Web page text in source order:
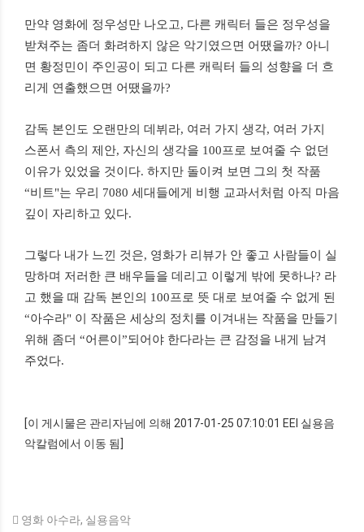
만약 영화에 정우성만 나오고, 다른 캐릭터 들은 정우성을
받쳐주는 좀더 화려하지 않은 악기였으면 어땠을까? 아니
면 황정민이 주인공이 되고 다른 캐릭터 들의 성향을 더 흐
리게
연출했으면 어땠을까?
감독 본인도 오랜만의 데뷔라, 여러 가지 생각, 여러 가지
스폰서 측의 제안, 자신의 생각을 100프로 보여줄 수 없던
이유가 있었을 것이다. 하지만 돌이켜 보면 그의 첫 작품
“비트"는 우리 7080 세대들에게 비행 교과서처럼 아직 마음
깊이
자리하고 있다.
그렇다 내가 느낀 것은, 영화가 리뷰가 안 좋고 사람들이
실
망하며 저러한 큰 배우들을 데리고 이렇게 밖에 못하나? 라
고 했을 때 감독 본인의 100프로 뜻 대로 보여줄 수 없게
된
“아수라" 이 작품은 세상의 정치를 이겨내는 작품을 만들기
위해 좀더 “어른이 ”되어야 한다라는 큰 감정을 내게
남겨
주었다.
[이 게시물은 관리자님에 의해 2017-01-25 07:10:01 EEI 실용음
악칼럼에서 이동 됨]
영화 아수라, 실용음악